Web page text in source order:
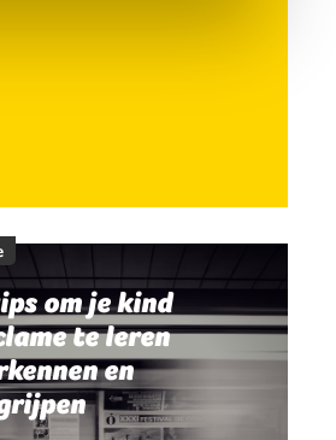
om je kind
te leren
en